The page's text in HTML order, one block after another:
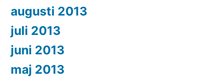
augusti 2013
juli 2013
juni 2013
maj 2013